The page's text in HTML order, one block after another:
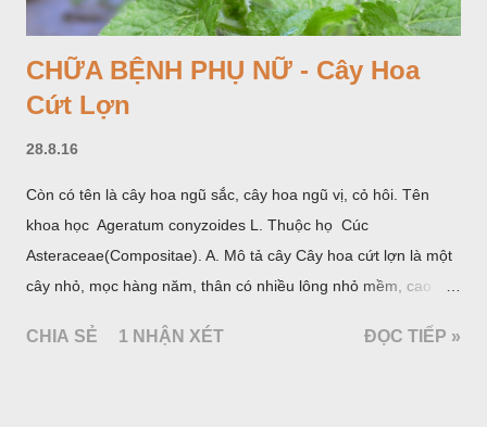
CHỮA BỆNH PHỤ NỮ - Cây Hoa
Cứt Lợn
28.8.16
Còn có tên là cây hoa ngũ sắc, cây hoa ngũ vị, cỏ hôi. Tên
khoa học Ageratum conyzoides L. Thuộc họ Cúc
Asteraceae(Compositae). A. Mô tả cây Cây hoa cứt lợn là một
cây nhỏ, mọc hàng năm, thân có nhiều lông nhỏ mềm, cao
đối hình trứng hay 3 cạnh, dài 2-6cm, rộng 1-3cm, mép có
CHIA SẺ 1 NHẬN XÉT ĐỌC TIẾP »